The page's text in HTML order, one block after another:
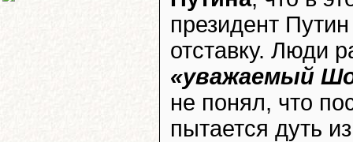
президент
отставку. Люди
«уважаемый
не понял, что
пытается дуть